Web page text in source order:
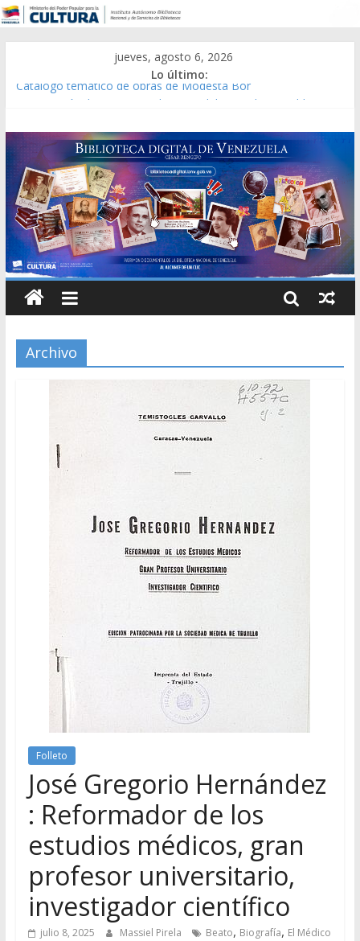
jueves, agosto 6, 2026
Lo último:
Catálogo temático de obras de Modesta Bor
Una Parálisis [material gráfico]
Modesta Bor Sánchez [material gráfico]
Gaceta Oficial de la República de Venezuela año CXXXIII Mes V,
Caracas 09 de marzo de 2006 N° 38.394
Archivo
Folleto
José Gregorio Hernández
: Reformador de los
estudios médicos, gran
profesor universitario,
investigador científico
julio 8, 2025 Massiel Pirela Beato, Biografía, El Médico